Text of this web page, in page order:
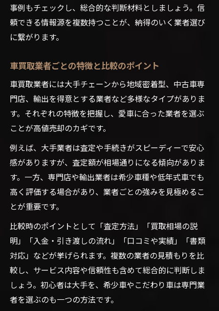
事例もチェックし、総合的な判断材料としましょう。信
頼できる情報源を複数持つことが、納得のいく業者選び
に繋がります。
車買取業者ごとの特徴と比較のポイント
車買取業者には大手チェーンから地域密着型、中古車専
門店、輸出を得意とする業者など多様なタイプがありま
す。それぞれの特徴を把握し、愛車に合った業者を選ぶ
ことが高値売却のカギです。
例えば、大手業者は査定や手続きがスピーディーで安心
感がありますが、査定額が相場通りになる傾向がありま
す。一方、専門店や輸出業者は希少車種や低年式車でも
高く評価する場合があり、業者ごとの強みを見極めるこ
とが重要です。
比較時のポイントとして「査定方法」「買取相場の説
明」「入金・引き渡しの流れ」「口コミや実績」「書類
対応」などが挙げられます。複数の業者の見積もりを比
較し、サービス内容や信頼性も含めて総合的に判断しま
しょう。初心者は大手を、希少車やこだわり車は専門業
者を選ぶのも一つの方法です。